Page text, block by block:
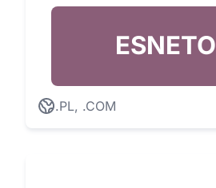
ESNETO
.PL, .COM